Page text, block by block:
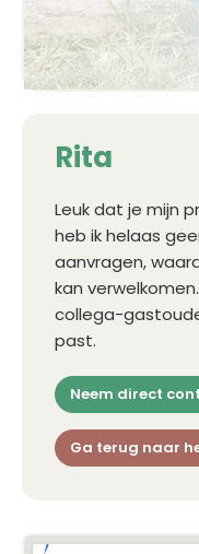
Rita
Leuk dat je mijn
heb ik helaas
aanvragen,
kan
collega-
past.
Neem direct
Ga terug naar